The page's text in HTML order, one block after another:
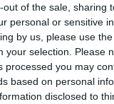
out of the sale, sharing
personal or sensitive
by us, please use
your selection. Please
processed you may
based on personal
disclosed to